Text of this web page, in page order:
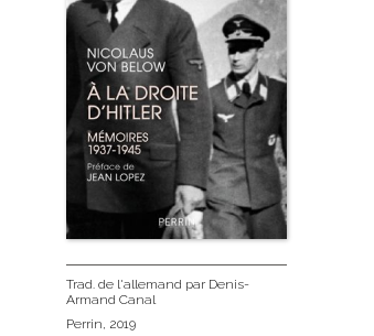
Trad. de l'allemand par Denis-
Armand Canal
Perrin , 2019